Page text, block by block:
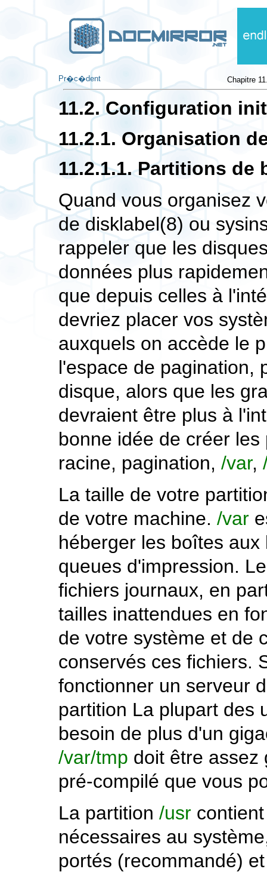
Pr�c�dent Chapitre
11.2. Configuration
11.2.1. Organisation
11.2.1.1. Partitions de
Quand vous organisez
dedisklabel(8) ou
rappeler que les
données plus
que depuis celles à
devriez placer vos
auxquels on accède le
l'espace de pagination,
disque, alors que les
devraient être plus à
bonne idée de créer
racine, pagination, /var,
La taille de votre
de votre machine. /var
héberger les boîtes
queues d'impression.
fichiers journaux, en
tailles inattendues en
de votre système et de
conservés ces fichiers.
fonctionner un serveur
partition La plupart des
besoin de plus d'un
/var/tmp doit être assez
pré-compilé que vous
La partition /usr
nécessaires au
portés (recommandé)